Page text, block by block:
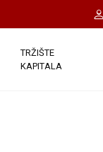
TRŽIŠTE
KAPITALA